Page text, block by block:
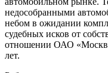
недособранными
небом в ожидании
судебных исков от
отношении ОАО
лет.